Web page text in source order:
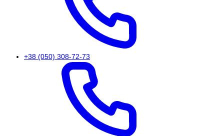
+38 (050) 308-72-73